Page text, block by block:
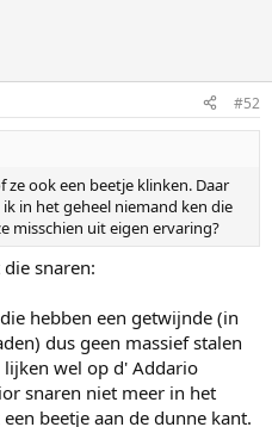
#52
ze ook een beetje klinken. Daar
in het geheel niemand ken die
misschien uit eigen ervaring?
snaren:
hebben een getwijnde (in
dus geen massief stalen
wel op d' Addario
snaren niet meer in het
beetje aan de dunne kant.